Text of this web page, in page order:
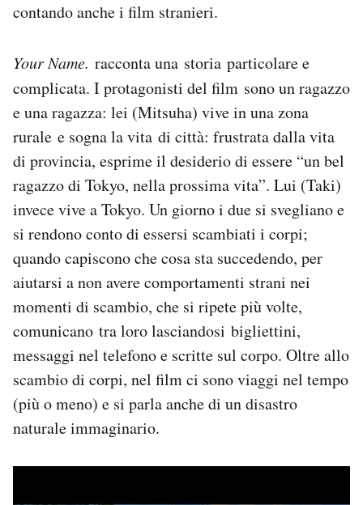
contando anche i film stranieri.
Your Name. racconta una storia particolare e
complicata. I protagonisti del film sono un ragazzo
e una ragazza: lei (Mitsuha) vive in una zona
rurale e sogna la vita di città: frustrata dalla vita
di provincia, esprime il desiderio di essere “un bel
ragazzo di Tokyo, nella prossima vita”. Lui (Taki)
invece vive a Tokyo. Un giorno i due si svegliano e
si rendono conto di essersi scambiati i corpi;
quando capiscono che cosa sta succedendo, per
aiutarsi a non avere comportamenti strani nei
momenti di scambio, che si ripete più volte,
comunicano tra loro lasciandosi bigliettini,
messaggi nel telefono e scritte sul corpo. Oltre allo
scambio di corpi, nel film ci sono viaggi nel tempo
(più o meno) e si parla anche di un disastro
naturale immaginario.